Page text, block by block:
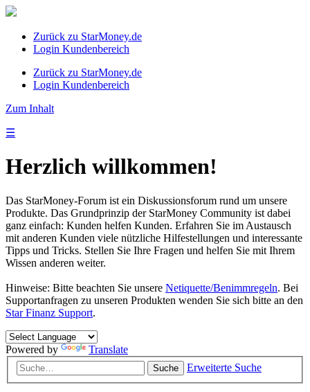
Zurück zu StarMoney.de
Login Kundenbereich
Zurück zu StarMoney.de
Login Kundenbereich
Zum Inhalt
☰
Herzlich willkommen!
Das StarMoney-Forum ist ein Diskussionsforum rund um unsere
Produkte. Das Grundprinzip der StarMoney Community ist dabei
ganz einfach: Kunden helfen Kunden. Erfahren Sie im Austausch
mit anderen Kunden viele nützliche Hilfestellungen und interessante
Tipps und Tricks. Stellen Sie Ihre Fragen und helfen Sie mit Ihrem
Wissen anderen weiter.
Hinweise: Bitte beachten Sie unsere Netiquette/Benimmregeln. Bei
Supportanfragen zu unseren Produkten wenden Sie sich bitte an den
Star Finanz Support.
Powered by Translate
Suche Erweiterte Suche